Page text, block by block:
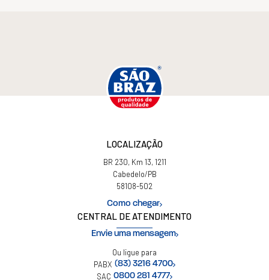
LOCALIZAÇÃO
BR 230, Km 13, 1211
Cabedelo/PB
58108-502
Como chegar
CENTRAL DE ATENDIMENTO
Envie uma mensagem
Ou ligue para
PABX (83) 3216 4700
SAC 0800 281 4777